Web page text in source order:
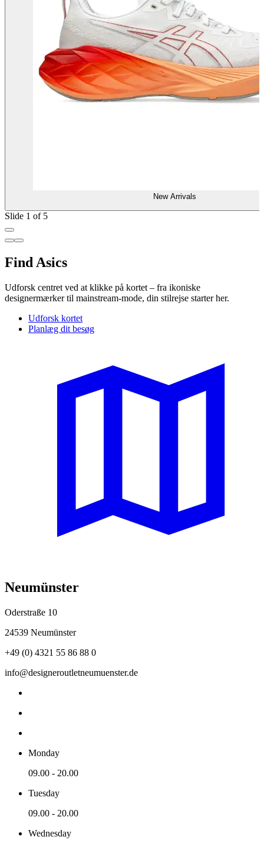
New Arrivals
Slide 1 of 5
Find Asics
Udforsk centret ved at klikke på kortet – fra ikoniske
designermærker til mainstream-mode, din stilrejse starter her.
Udforsk kortet
Planlæg dit besøg
Neumünster
Oderstraße 10
24539 Neumünster
+49 (0) 4321 55 86 88 0
info@designeroutletneumuenster.de
Monday
09.00 - 20.00
Tuesday
09.00 - 20.00
Wednesday